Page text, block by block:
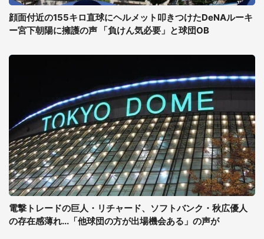
顔面付近の155キロ直球にヘルメット叩きつけたDeNAルーキ
ー宮下朝陽に擁護の声 「負けん気必要」と球団OB
電撃トレードの巨人・リチャード、ソフトバンク・秋広優人
の存在感薄れ...「他球団の方が出場機会ある」の声が